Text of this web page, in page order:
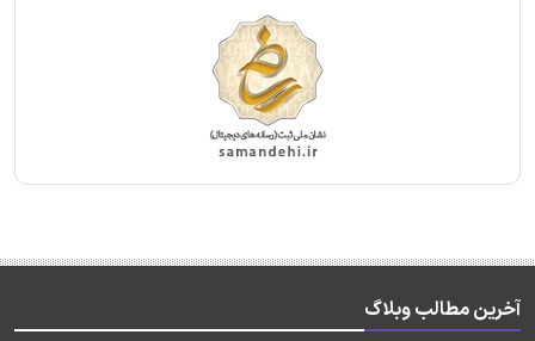
آخرین مطالب وبلاگ